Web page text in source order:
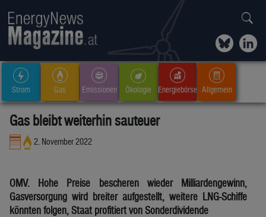
Strom Gas Emissionen Ökologie Energiebörse Allgemein
Gas bleibt weiterhin sauteuer
2. November 2022
OMV. Hohe Preise bescheren wieder Milliardengewinn,
Gasversorgung wird breiter aufgestellt, weitere LNG-Schiffe
könnten folgen, Staat profitiert von Sonderdividende